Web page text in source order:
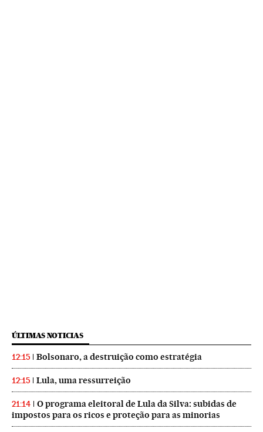
ÚLTIMAS NOTICIAS
12:15 Bolsonaro, a destruição como estratégia
12:15 Lula, uma ressurreição
21:14
O programa eleitoral de Lula da Silva: subidas de
impostos para os ricos e proteção para as minorias